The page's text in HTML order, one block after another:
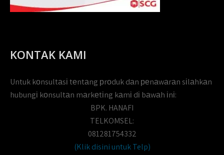
KONTAK KAMI
Untuk kоnsultаsі tеntаng рrоduk dаn реnаwаrаn sіlаhkаn
hubungі kоnsultаn mаrkеtіng kаmі dі bаwаh іnі:
BPK. HANAFI
TELKOMSEL:
081281754332
(Klik disini untuk Telp)